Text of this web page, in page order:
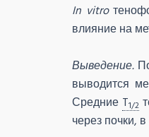
In vitro
влияние на
Выведение.
выводится
Средние T1/2
через почки,